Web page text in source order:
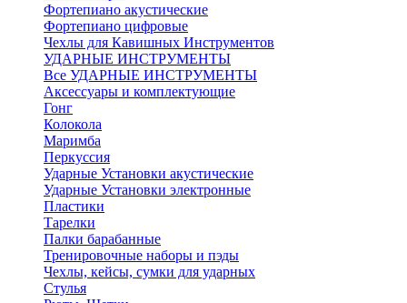
Фортепиано акустические
Фортепиано цифровые
Чехлы для Кавишных Инструментов
УДАРНЫЕ ИНСТРУМЕНТЫ
Все УДАРНЫЕ ИНСТРУМЕНТЫ
Аксессуары и комплектующие
Гонг
Колокола
Маримба
Перкуссия
Ударные Установки акустические
Ударные Установки электронные
Пластики
Тарелки
Палки барабанные
Тренировочные наборы и пэды
Чехлы, кейсы, сумки для ударных
Стулья